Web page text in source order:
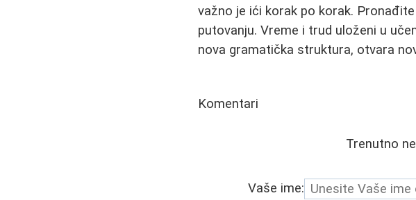
važno je ići korak po korak.
putovanju. Vreme i trud uloženi u
nova gramatička struktura, otvara
Komentari
Trenutno
Vaše ime: